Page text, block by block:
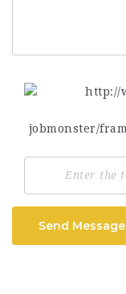
Send Message